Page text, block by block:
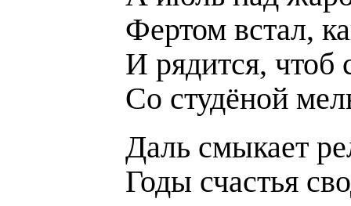
Фертом встал,
И рядится, чтоб
Со студёной
Даль смыкает
Годы счастья